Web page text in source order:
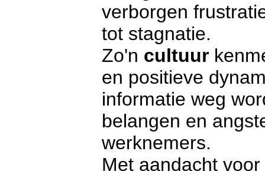
verborgen
tot stagnatie.
Zo'n cultuur
en positieve
informatie weg
belangen en
werknemers.
Met aandacht